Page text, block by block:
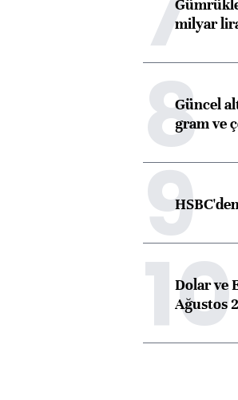
milyar
8
Güncel
gram ve
9
10
Dolar ve
Ağustos